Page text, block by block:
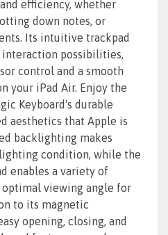
efficiency, whether
down notes, or
Its intuitive trackpad
interaction possibilities,
control and a smooth
your iPad Air. Enjoy the
Keyboard's durable
aesthetics that Apple is
backlighting makes
condition, while the
enables a variety of
viewing angle for
to its magnetic
opening, closing, and